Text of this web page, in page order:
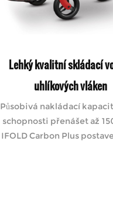
Lehký kvalitní skládací
uhlíkových vláken
Působivá nakládací
schopnosti přenášet až
IFOLD Carbon Plus